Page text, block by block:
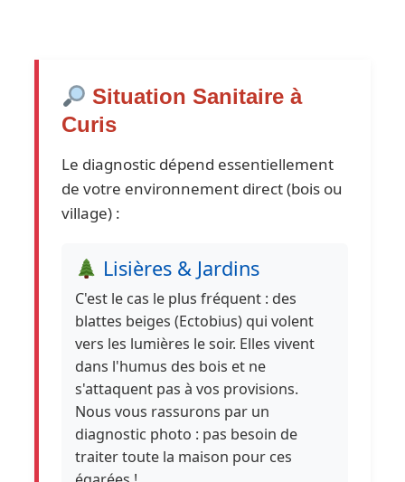
Situation Sanitaire à
Curis
Le diagnostic dépend essentiellement
de votre environnement direct (bois ou
village) :
Lisières & Jardins
C'est le cas le plus fréquent : des
blattes beiges (Ectobius) qui volent
vers les lumières le soir. Elles vivent
dans l'humus des bois et ne
s'attaquent pas à vos provisions.
Nous vous rassurons par un
diagnostic photo : pas besoin de
traiter toute la maison pour ces